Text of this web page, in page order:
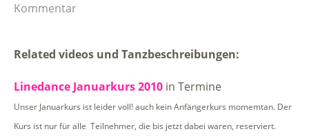
Kommentar
Related videos und Tanzbeschreibungen:
Linedance Januarkurs 2010 in Termine
Unser Januarkurs ist leider voll! auch kein Anfängerkurs momemtan. Der
Kurs ist nur für alle Teilnehmer, die bis jetzt dabei waren, reserviert.